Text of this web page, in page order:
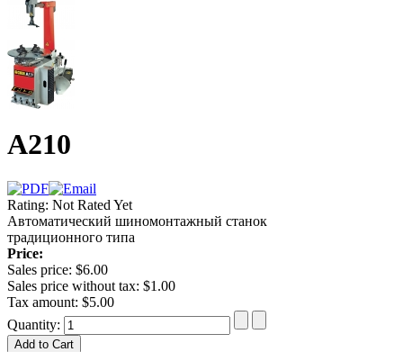
А210
Rating: Not Rated Yet
Автоматический шиномонтажный станок
традиционного типа
Price:
Sales price: $6.00
Sales price without tax: $1.00
Tax amount: $5.00
Quantity: